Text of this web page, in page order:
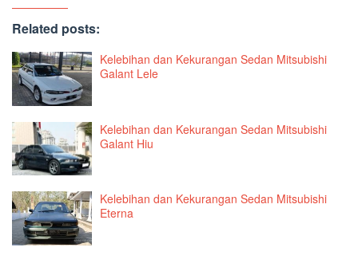
Related posts:
Kelebihan dan Kekurangan Sedan Mitsubishi
Galant Lele
Kelebihan dan Kekurangan Sedan Mitsubishi
Galant Hiu
Kelebihan dan Kekurangan Sedan Mitsubishi
Eterna